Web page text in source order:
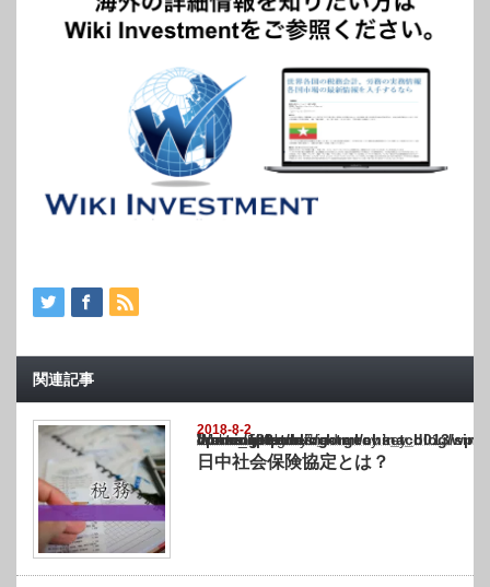
関連記事
2018-8-2
Warning
: Undefined array key "show_category" in
/home/netst/kuno-cpa.co.jp/public_html/china_blog/wp-content/themes/
on line183
日中社会保険協定とは？